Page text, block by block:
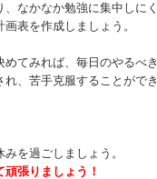
なかなか勉強に集中しに
表を作成しましょう。
てみれば、毎日のやるべ
、苦手克服することがで
を過ごしましょう。
張りましょう！